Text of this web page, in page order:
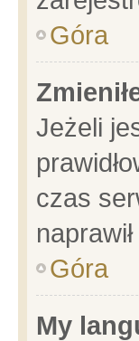
Góra
Jeżeli
czas
Góra
My